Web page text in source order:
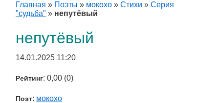
Главная » Поэты » мокохо » Стихи » Серия
"судьба" » непутёвый
непутёвый
14.01.2025 11:20
Рейтинг: 0,00 (0)
Поэт: мокохо